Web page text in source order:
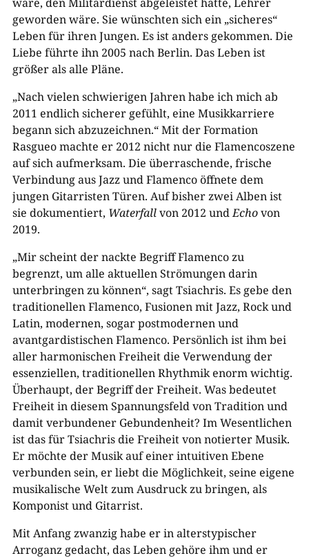
geworden wäre. Sie wünschten sich ein „sicheres“
Leben für ihren Jungen. Es ist anders gekommen. Die
Liebe führte ihn 2005 nach Berlin. Das Leben ist
größer als alle Pläne.
„Nach vielen schwierigen Jahren habe ich mich ab
2011 endlich sicherer gefühlt, eine Musikkarriere
begann sich abzuzeichnen.“ Mit der Formation
Rasgueo machte er 2012 nicht nur die Flamencoszene
auf sich aufmerksam. Die überraschende, frische
Verbindung aus Jazz und Flamenco öffnete dem
jungen Gitarristen Türen. Auf bisher zwei Alben ist
sie dokumentiert, Waterfallvon 2012 undEchovon
2019.
„Mir scheint der nackte Begriff Flamenco zu
begrenzt, um alle aktuellen Strömungen darin
unterbringen zu können“, sagt Tsiachris. Es gebe den
traditionellen Flamenco, Fusionen mit Jazz, Rock und
Latin, modernen, sogar postmodernen und
avantgardistischen Flamenco. Persönlich ist ihm bei
aller harmonischen Freiheit die Verwendung der
essenziellen, traditionellen Rhythmik enorm wichtig.
Überhaupt, der Begriff der Freiheit. Was bedeutet
Freiheit in diesem Spannungsfeld von Tradition und
damit verbundener Gebundenheit? Im Wesentlichen
ist das für Tsiachris die Freiheit von notierter Musik.
Er möchte der Musik auf einer intuitiven Ebene
verbunden sein, er liebt die Möglichkeit, seine eigene
musikalische Welt zum Ausdruck zu bringen, als
Komponist und Gitarrist.
Mit Anfang zwanzig habe er in alterstypischer
Arroganz gedacht, das Leben gehöre ihm und er